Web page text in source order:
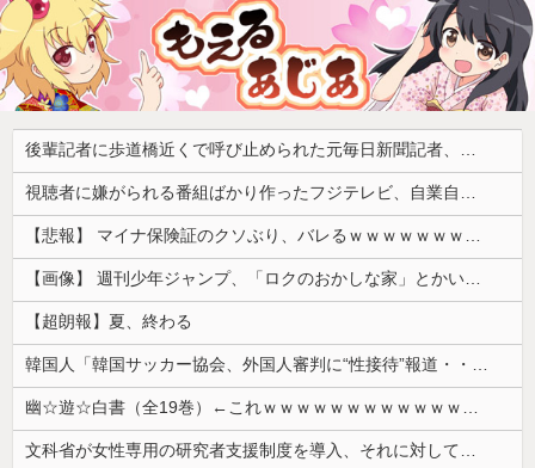
後輩記者に歩道橋近くで呼び止められた元毎日新聞記者、「元毎日と名乗ってSNSで活動するな」と要求されてしまい……
視聴者に嫌がられる番組ばかり作ったフジテレビ、自業自得すぎる立場に陥ってしまい……
【悲報】 マイナ保険証のクソぶり、バレるｗｗｗｗｗｗｗｗｗ
【画像】 週刊少年ジャンプ、「ロクのおかしな家」とかいう微妙な漫画を巻頭カラーにしたせいで100万部切る
【超朗報】夏、終わる
韓国人「韓国サッカー協会、外国人審判に“性接待”報道・・・」→「2002年の審判買収が事実だったのか？」「日本人が言ってたこと正しかったね・・・...
幽☆遊☆白書（全19巻）←これｗｗｗｗｗｗｗｗｗｗｗｗｗｗ
文科省が女性専用の研究者支援制度を導入、それに対して子育て負担に苦しむ若手男性研究者は……